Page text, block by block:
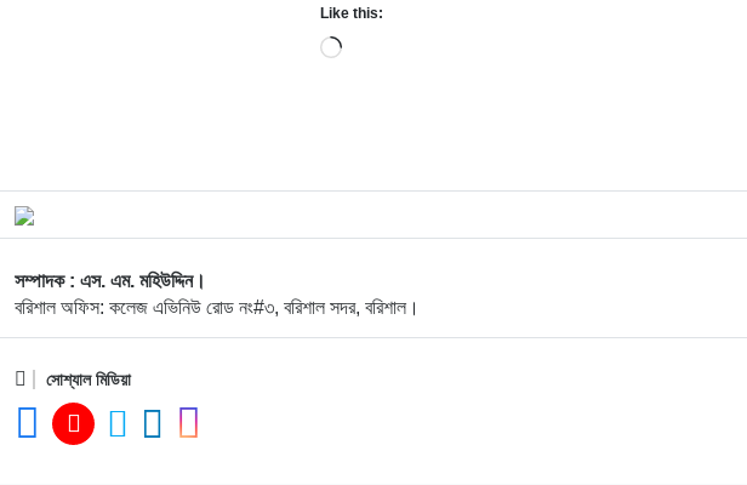
Like this:
Loading…
সম্পাদক : এস. এম. মহিউদ্দিন।
বরিশাল অফিস: কলেজ এভিনিউ রোড নং#৩, বরিশাল সদর, বরিশাল।
সোশ্যাল মিডিয়া